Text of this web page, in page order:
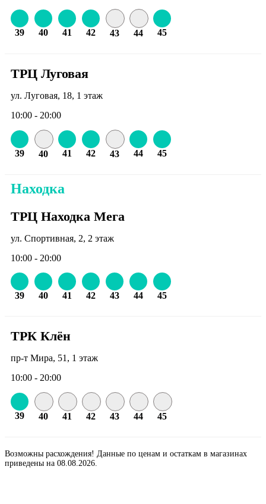
39 40 41 42 43 44 45
ТРЦ Луговая
ул. Луговая, 18, 1 этаж
10:00 - 20:00
39 40 41 42 43 44 45
Находка
ТРЦ Находка Мега
ул. Спортивная, 2, 2 этаж
10:00 - 20:00
39 40 41 42 43 44 45
ТРК Клён
пр-т Мира, 51, 1 этаж
10:00 - 20:00
39 40 41 42 43 44 45
Возможны расхождения! Данные по ценам и остаткам в магазинах
приведены на 08.08.2026.